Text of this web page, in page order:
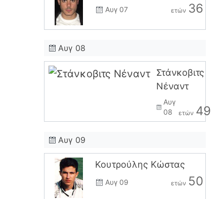
Αυγ 07 ετών 36
Αυγ 08
Στάνκοβιτς
Νέναντ
Αυγ
08
ετών 49
Αυγ 09
Κουτρούλης Κώστας
Αυγ 09 ετών 50